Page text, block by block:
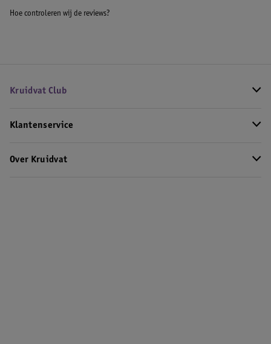
Hoe controleren wij de reviews?
Kruidvat Club
Klantenservice
Over Kruidvat